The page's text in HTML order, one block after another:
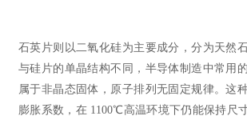
石英片则以二氧化硅为主要成分，分为天然
与硅片的单晶结构不同，半导体制造中常用
属于非晶态固体，原子排列无固定规律。这
膨胀系数，在 1100℃高温环境下仍能保持尺